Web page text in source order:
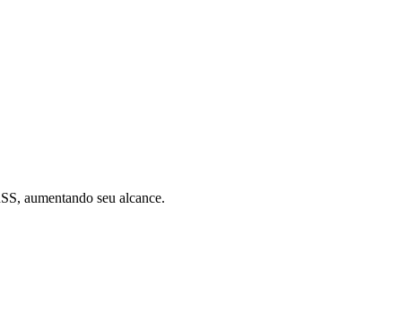
aumentando seu alcance.